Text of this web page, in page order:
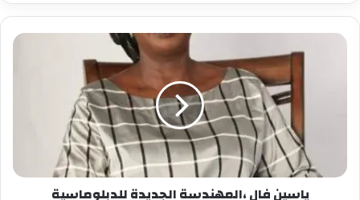
شارك هذا الموضوع:
فيس بوك X
معجب بهذه:
ياسين فال ،المهندسة الجديدة للدبلوماسية